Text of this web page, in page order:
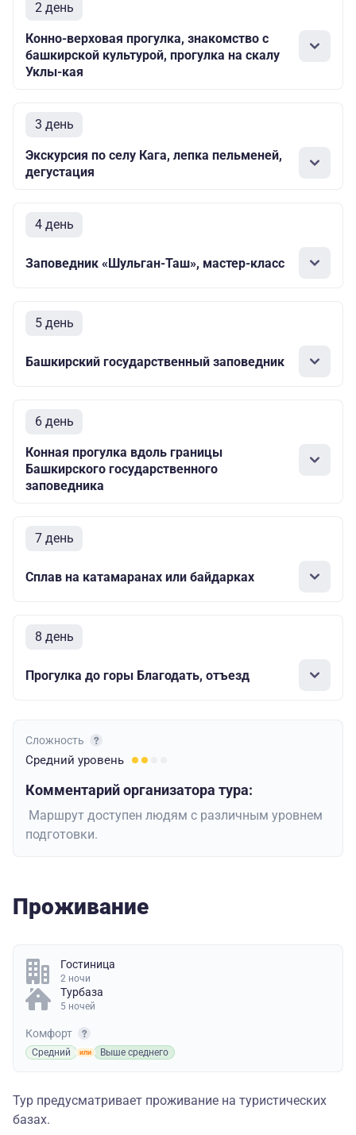
2 день
Конно-верховая прогулка, знакомство с
башкирской культурой, прогулка на скалу
Уклы-кая
3 день
Экскурсия по селу Кага, лепка пельменей,
дегустация
4 день
Заповедник «Шульган-Таш», мастер-класс
5 день
Башкирский государственный заповедник
6 день
Конная прогулка вдоль границы
Башкирского государственного
заповедника
7 день
Сплав на катамаранах или байдарках
8 день
Прогулка до горы Благодать, отъезд
Сложность
Средний уровень
Комментарий организатора тура:
Маршрут доступен людям с различным уровнем
подготовки.
Проживание
Гостиница
2 ночи
Турбаза
5 ночей
Комфорт
Средний Выше среднего
Тур предусматривает проживание на туристических
базах.